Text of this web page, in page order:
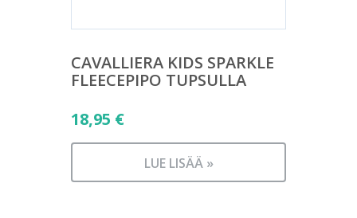
CAVALLIERA KIDS SPARKLE
FLEECEPIPO TUPSULLA
18,95 €
LUE LISÄÄ »